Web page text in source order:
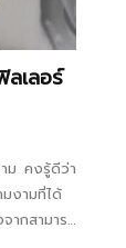
เลอร์
ม คงรู้ดีว่า
มงามที่ได้
ากสามารถ